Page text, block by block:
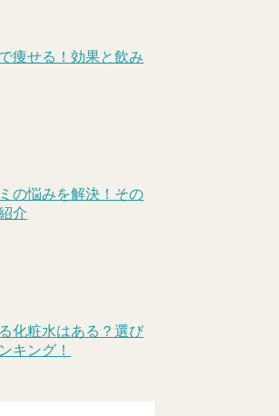
痩せる！効果と飲み
の悩みを解決！その
介
化粧水はある？選び
キング！